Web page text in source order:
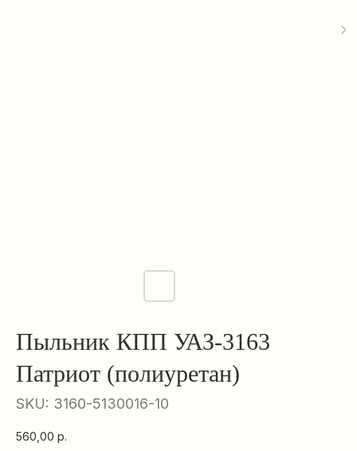
Пыльник КПП УАЗ-3163
Патриот (полиуретан)
SKU: 3160-5130016-10
560,00 р.